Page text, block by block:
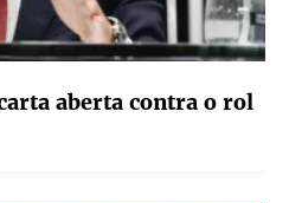
aberta contra o rol